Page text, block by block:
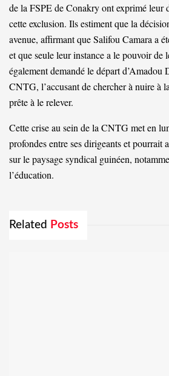
de la FSPE de Conakry ont exprimé leur
cette exclusion. Ils estiment que la
avenue, affirmant que Salifou Camara a
et que seule leur instance a le pouvoir de
également demandé le départ d’Amadou
CNTG, l’accusant de chercher à nuire à
prête à le relever.
Cette crise au sein de la CNTG met en
profondes entre ses dirigeants et pourrait
sur le paysage syndical guinéen,
l’éducation.
Related Posts